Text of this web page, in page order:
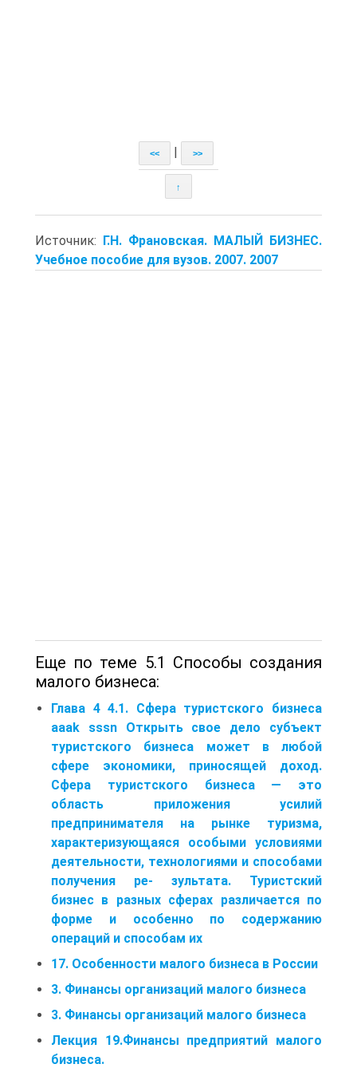
<< >>
↑
Источник: Г.Н. Франовская. МАЛЫЙ БИЗНЕС.
Учебное пособие для вузов. 2007. 2007
Еще по теме 5.1 Способы создания
малого бизнеса:
Глава 4 4.1. Сфера туристского бизнеса
aaak sssn Открыть свое дело субъект
туристского бизнеса может в любой
сфере экономики, приносящей доход.
Сфера туристского бизнеса — это
область приложения усилий
предпринимателя на рынке туризма,
характеризующаяся особыми условиями
деятельности, технологиями и способами
получения ре- зультата. Туристский
бизнес в разных сферах различается по
форме и особенно по содержанию
операций и способам их
17. Особенности малого бизнеса в России
3. Финансы организаций малого бизнеса
3. Финансы организаций малого бизнеса
Лекция 19.Финансы предприятий малого
бизнеса.